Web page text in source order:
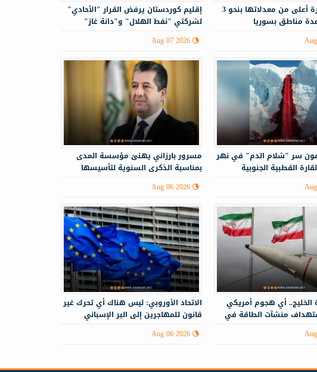
إقليم كوردستان يرفض القرار "الأحادي"
لشركتي "نفط الهلال" و"دانة غاز"
Aug 07 2026
درجات الحرارة أعلى من معدلاتها بنحو 3
مناطق بسوريا
مسرور بارزاني يهنئ مؤسسة المدى
بمناسبة الذكرى السنوية لتأسيسها
Aug 06 2026
سر "شلام الدم" في نهر
القطبية الجنوبية
الاتحاد الأوروبي: ليس هناك أي تحرك غير
قانون للمهاجرين إلى البر الإسباني
Aug 06 2026
الخليج.. أي هجوم أمريكي
منشآت الطاقة في